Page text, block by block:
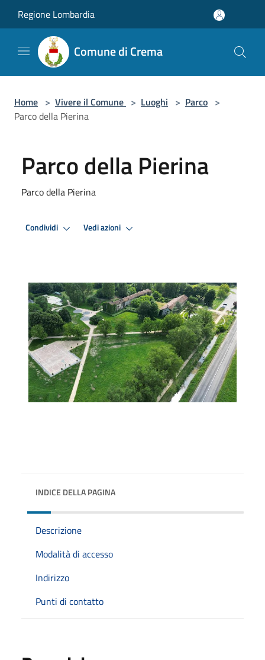
Regione Lombardia
Comune di Crema
Home > Vivere il Comune > Luoghi > Parco >
Parco della Pierina
Parco della Pierina
Parco della Pierina
Condividi Vedi azioni
INDICE DELLA PAGINA
Descrizione
Modalità di accesso
Indirizzo
Punti di contatto